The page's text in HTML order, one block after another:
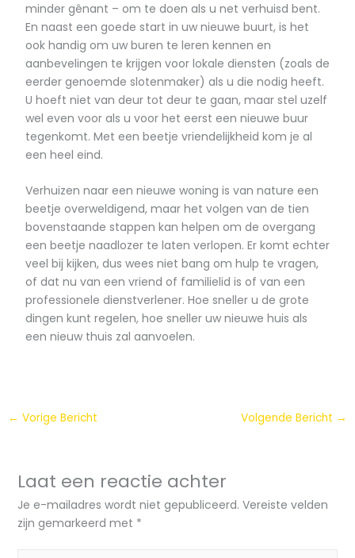
minder gênant – om te doen als u net verhuisd bent.
En naast een goede start in uw nieuwe buurt, is het
ook handig om uw buren te leren kennen en
aanbevelingen te krijgen voor lokale diensten (zoals de
eerder genoemde slotenmaker) als u die nodig heeft.
U hoeft niet van deur tot deur te gaan, maar stel uzelf
wel even voor als u voor het eerst een nieuwe buur
tegenkomt. Met een beetje vriendelijkheid kom je al
een heel eind.
Verhuizen naar een nieuwe woning is van nature een
beetje overweldigend, maar het volgen van de tien
bovenstaande stappen kan helpen om de overgang
een beetje naadlozer te laten verlopen. Er komt echter
veel bij kijken, dus wees niet bang om hulp te vragen,
of dat nu van een vriend of familielid is of van een
professionele dienstverlener. Hoe sneller u de grote
dingen kunt regelen, hoe sneller uw nieuwe huis als
een nieuw thuis zal aanvoelen.
← Vorige Bericht Volgende Bericht →
Laat een reactie achter
Je e-mailadres wordt niet gepubliceerd. Vereiste velden
zijn gemarkeerd met *